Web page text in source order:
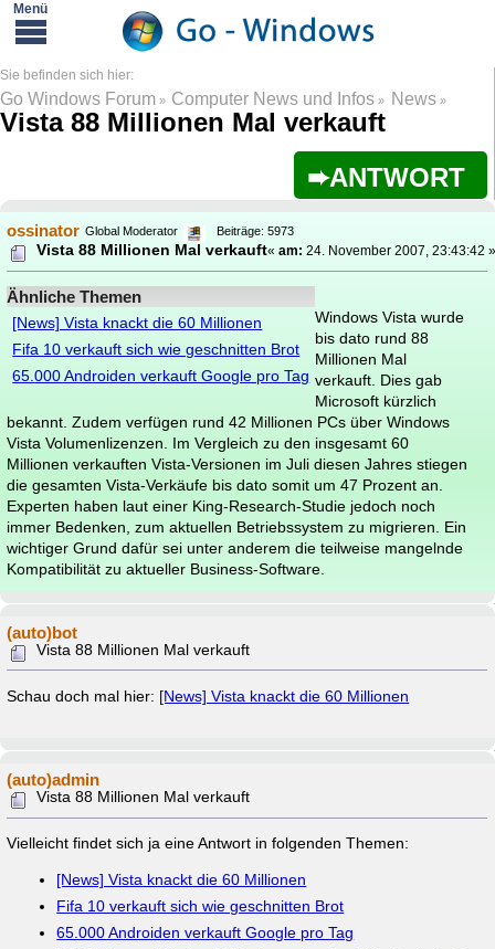
Go Windows Forum » Computer News und Infos » News»
Vista 88 Millionen Mal verkauft
ANTWORT
ossinator Global Moderator Beiträge: 5973
Vista 88 Millionen Mal verkauft«am: 24. November 2007, 23:43:42
Ähnliche Themen
[News] Vista knackt die 60 Millionen
Fifa 10 verkauft sich wie geschnitten Brot
65.000 Androiden verkauft Google pro Tag
Windows Vista wurde
bis dato rund 88
Millionen Mal
verkauft. Dies gab
Microsoft kürzlich
bekannt. Zudem verfügen rund 42 Millionen PCs über Windows
Vista Volumenlizenzen. Im Vergleich zu den insgesamt 60
Millionen verkauften Vista-Versionen im Juli diesen Jahres stiegen
die gesamten Vista-Verkäufe bis dato somit um 47 Prozent an.
Experten haben laut einer King-Research-Studie jedoch noch
immer Bedenken, zum aktuellen Betriebssystem zu migrieren. Ein
wichtiger Grund dafür sei unter anderem die teilweise mangelnde
Kompatibilität zu aktueller Business-Software.
(auto)bot
Vista 88 Millionen Mal verkauft
Schau doch mal hier: [News] Vista knackt die 60 Millionen
(auto)admin
Vista 88 Millionen Mal verkauft
Vielleicht findet sich ja eine Antwort in folgenden Themen:
[News] Vista knackt die 60 Millionen
Fifa 10 verkauft sich wie geschnitten Brot
65.000 Androiden verkauft Google pro Tag